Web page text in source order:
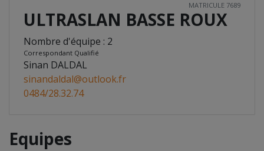
MATRICULE 7689
ULTRASLAN BASSE ROUX
Nombre d'équipe : 2
Correspondant Qualifié
Sinan DALDAL
sinandaldal@outlook.fr
0484/28.32.74
Equipes